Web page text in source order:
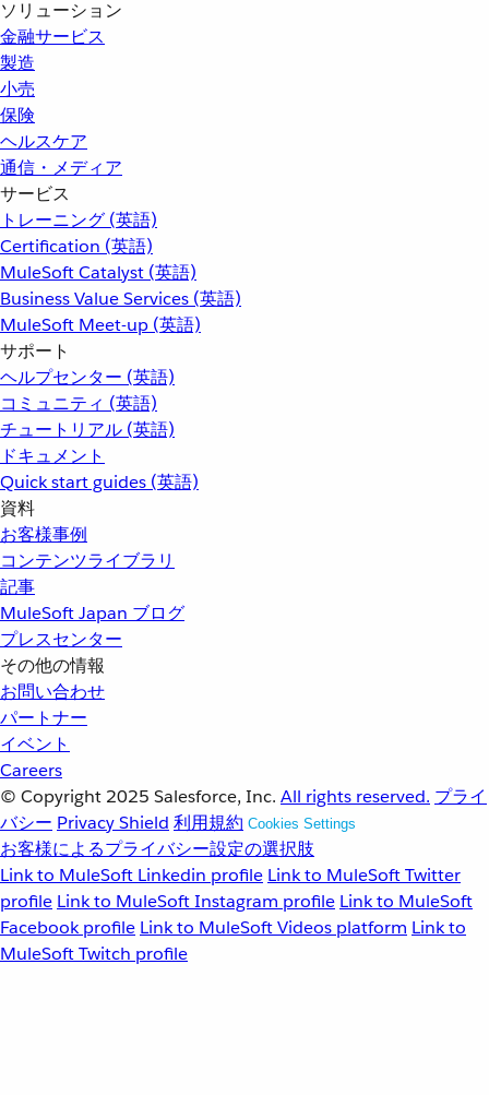
ソリューション
金融サービス
製造
小売
保険
ヘルスケア
通信・メディア
サービス
トレーニング (英語)
Certification (英語)
MuleSoft Catalyst (英語)
Business Value Services (英語)
MuleSoft Meet-up (英語)
サポート
ヘルプセンター (英語)
コミュニティ (英語)
チュートリアル (英語)
ドキュメント
Quick start guides (英語)
資料
お客様事例
コンテンツライブラリ
記事
MuleSoft Japan ブログ
プレスセンター
その他の情報
お問い合わせ
パートナー
イベント
Careers
© Copyright 2025 Salesforce, Inc. All rights reserved. プライ
バシー Privacy Shield 利用規約 Cookies Settings
お客様によるプライバシー設定の選択肢
Link to MuleSoft Linkedin profile Link to MuleSoft Twitter
profile Link to MuleSoft Instagram profile Link to MuleSoft
Facebook profile Link to MuleSoft Videos platform Link to
MuleSoft Twitch profile